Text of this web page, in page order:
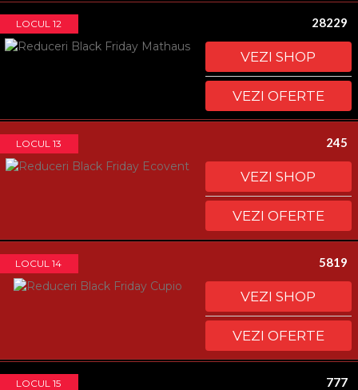
LOCUL 12 28229
VEZI SHOP
VEZI OFERTE
LOCUL 13 245
VEZI SHOP
VEZI OFERTE
LOCUL 14 5819
VEZI SHOP
VEZI OFERTE
LOCUL 15 777